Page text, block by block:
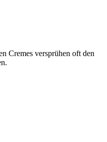
Cremes versprühen oft den